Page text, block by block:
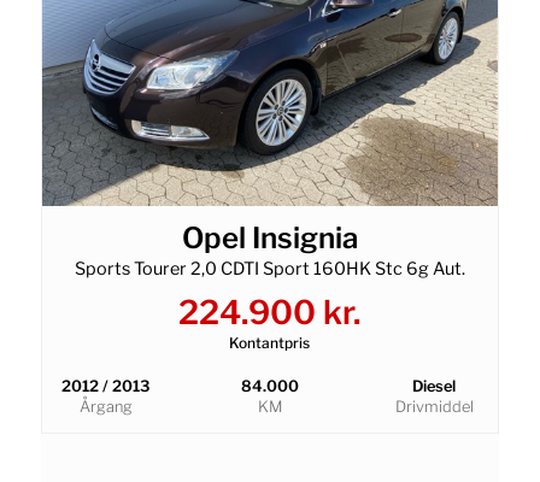
Opel Insignia
Sports Tourer 2,0 CDTI Sport 160HK Stc 6g Aut.
224.900 kr.
Kontantpris
2012 / 2013
Årgang
84.000
KM
Diesel
Drivmiddel